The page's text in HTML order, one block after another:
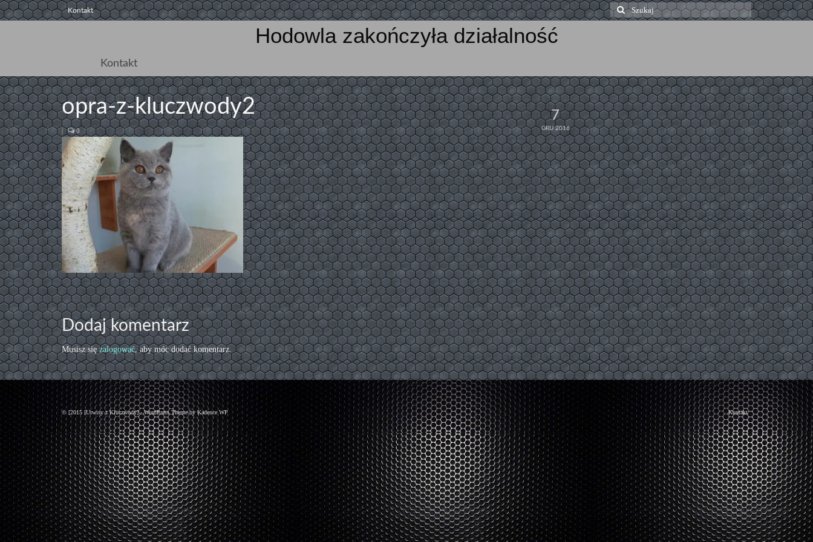
Kontakt
Szuklaj
w:
Hodowla zakończyła działalność
Kontakt
7
GRU 2016
opra-z-kluczwody2
| 0
Dodaj komentarz
Musisz sięzalogować, aby móc dodać komentarz.
Kontakt
© [2015 [Urwisy z Kluczwody] - WordPress Theme byKadence WP